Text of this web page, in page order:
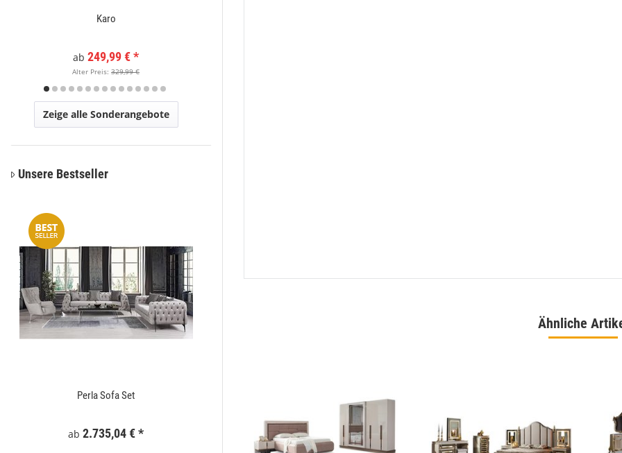
Ähnliche
Karo
ab 249,99 €*
Alter Preis: 329,99 €
Zeige alle Sonderangebote
Unsere Bestseller
Perla Sofa Set
ab 2.735,04 €* 295,99 € 34,99 € *